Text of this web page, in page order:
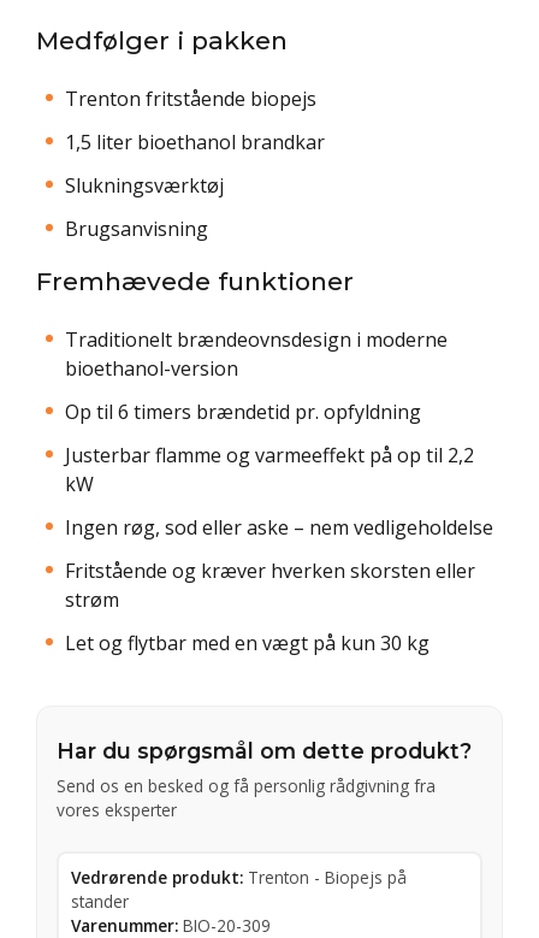
Medfølger i pakken
Trenton fritstående biopejs
1,5 liter bioethanol brandkar
Slukningsværktøj
Brugsanvisning
Fremhævede funktioner
Traditionelt brændeovnsdesign i moderne
bioethanol-version
Op til 6 timers brændetid pr. opfyldning
Justerbar flamme og varmeeffekt på op til 2,2
kW
Ingen røg, sod eller aske – nem vedligeholdelse
Fritstående og kræver hverken skorsten eller
strøm
Let og flytbar med en vægt på kun 30 kg
Har du spørgsmål om dette produkt?
Send os en besked og få personlig rådgivning fra
vores eksperter
Vedrørende produkt: Trenton - Biopejs på
stander
Varenummer: BIO-20-309